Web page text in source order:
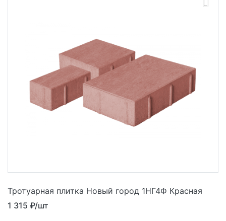
Тротуарная плитка Новый город 1НГ4Ф Красная
1 315 ₽/шт